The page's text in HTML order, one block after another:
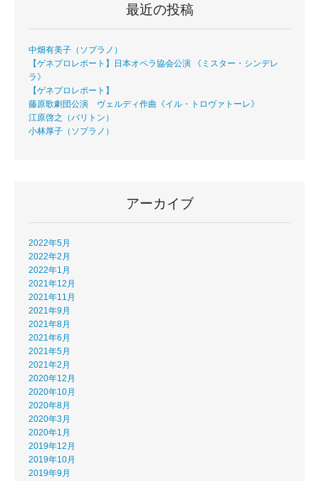
最近の投稿
中畑有美子（ソプラノ）
【ゲネプロレポート】日本オペラ協会公演 《ミスター・シンデレ
ラ》
【ゲネプロレポート】
藤原歌劇団公演 ヴェルディ作曲《イル・トロヴァトーレ》
江原啓之（バリトン）
小林厚子（ソプラノ）
アーカイブ
2022年5月
2022年2月
2022年1月
2021年12月
2021年11月
2021年9月
2021年8月
2021年6月
2021年5月
2021年2月
2020年12月
2020年10月
2020年8月
2020年3月
2020年1月
2019年12月
2019年10月
2019年9月